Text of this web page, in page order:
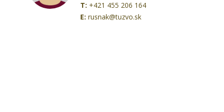
T: +421 455 206 164
E: rusnak@tuzvo.sk